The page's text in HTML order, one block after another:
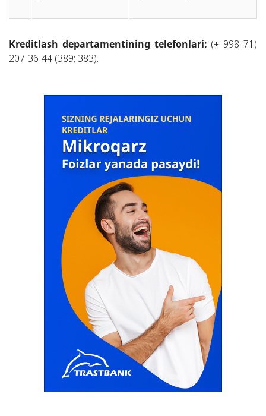
Kreditlash departamentining telefonlari: (+ 998 71)
207-36-44 (389; 383).